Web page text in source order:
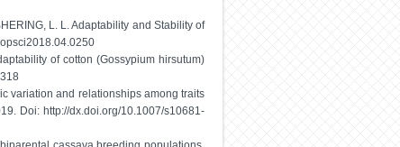
L. L. Adaptability and Stability of
of cotton (Gossypium hirsutum)
variation and relationships among traits
Doi: http://dx.doi.org/10.1007/s10681-